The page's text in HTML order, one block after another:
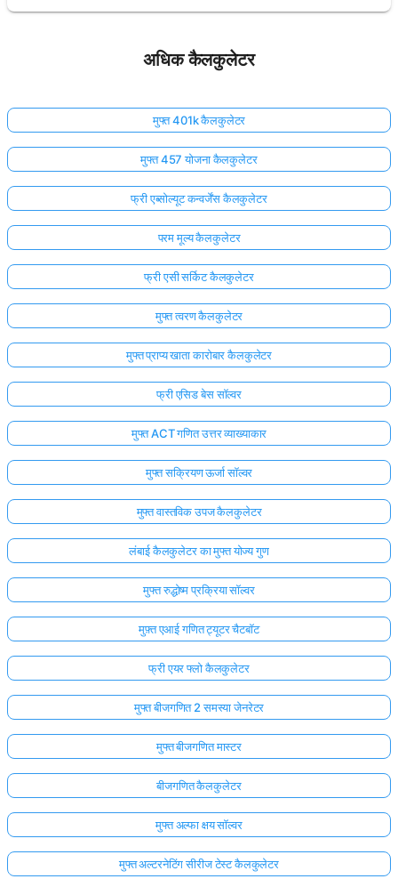
अधिक कैलकुलेटर
मुफ्त 401k कैलकुलेटर
मुफ्त 457 योजना कैलकुलेटर
फ्री एब्सोल्यूट कन्वर्जेंस कैलकुलेटर
परम मूल्य कैलकुलेटर
फ्री एसी सर्किट कैलकुलेटर
मुफ्त त्वरण कैलकुलेटर
मुफ्त प्राप्य खाता कारोबार कैलकुलेटर
फ्री एसिड बेस सॉल्वर
मुफ्त ACT गणित उत्तर व्याख्याकार
मुफ्त सक्रियण ऊर्जा सॉल्वर
मुफ्त वास्तविक उपज कैलकुलेटर
लंबाई कैलकुलेटर का मुफ्त योज्य गुण
मुफ्त रुद्धोष्म प्रक्रिया सॉल्वर
मुफ़्त एआई गणित ट्यूटर चैटबॉट
फ्री एयर फ्लो कैलकुलेटर
मुफ्त बीजगणित 2 समस्या जेनरेटर
मुफ्त बीजगणित मास्टर
बीजगणित कैलकुलेटर
मुफ्त अल्फा क्षय सॉल्वर
मुफ्त अल्टरनेटिंग सीरीज टेस्ट कैलकुलेटर